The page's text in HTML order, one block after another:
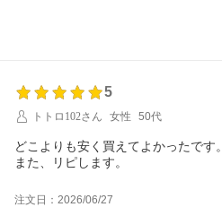
5
トトロ102さん
女性 50代
どこよりも安く買えてよかったです。
また、リピします。
注文日：2026/06/27